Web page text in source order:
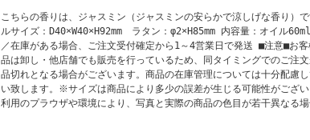
こちらの香りは、ジャスミン（ジャスミンの安らかで涼しげな香り）
ルサイズ：D40×W40×H92mm ラタン：φ2×H85mm 内容量：オイル
／在庫がある場合、ご注文受付確定から1～4営業日で発送 ■注意■お
品は卸し・他店舗でも販売を行っているため、同タイミングでのご注
品切れとなる場合がございます。商品の在庫管理については十分配慮
い致します。※サイズは商品により多少の誤差が生じる可能性がござ
利用のプラウザや環境により、写真と実際の商品の色目が若干異なる